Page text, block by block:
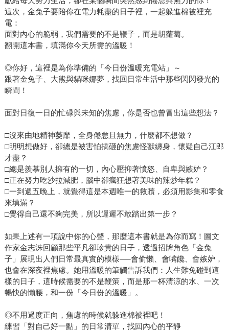
這次，金兔子要陪你在電力耗盡的日子裡，一起躲進棉被裡充
電：
面對內心的脆弱，我們需要的不是鞭子，而是胡蘿蔔。
翻開這本書，填滿你今天所需的溫暖！
◎你好，這裡是為你準備的「今日份溫暖充電站」～
跟著金兔子、大熊與貓咪娜夢，找回日常生活中那些閃閃發光的
瞬間！
面對日復一日的忙碌與未知的焦慮，你是否也曾冒出這些想法？
□沒來由地精神萎靡，全身倦怠且無力，什麼都不想做？
□明明想做好，卻總是被害怕搞砸的焦慮怪獸纏身，懷疑自己江郎
才盡？
□總是羨慕別人擁有的一切，內心壓抑著憤怒、自卑與嫉妒？
□正在努力吃沙拉減肥，腦中卻瘋狂想著美味的辣炒年糕？
□一到週五晚上，就覺得這是本週唯一的救贖，必須用影集和零食
來填滿？
□覺得自己還不夠完美，所以遲遲不敢踏出第一步？
如果上述有一項說中你的心聲，那麼這本書就是為你而寫！圖文
作家金志洙回顧那些平凡卻珍貴的日子，透過招牌角色「金兔
子」展現出人們日常最真實的模樣──會偷懶、會嘴饞、會嫉妒，
也會在深夜裡焦慮。她用溫暖的筆觸告訴我們：人生難免碰到這
樣的日子，這時候需要的不是鞭策，而是那一杯清涼的水、一次
暢快的懶腰，和一份「今日份的溫暖」。
◎不用過度正向，焦慮的時候就躲進棉被裡吧！
練習「對自己好一點」的日常清單，找回內心的平靜